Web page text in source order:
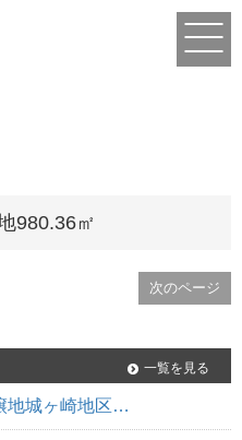
980.36㎡
次のページ
一覧を見る
地城ヶ崎地区…